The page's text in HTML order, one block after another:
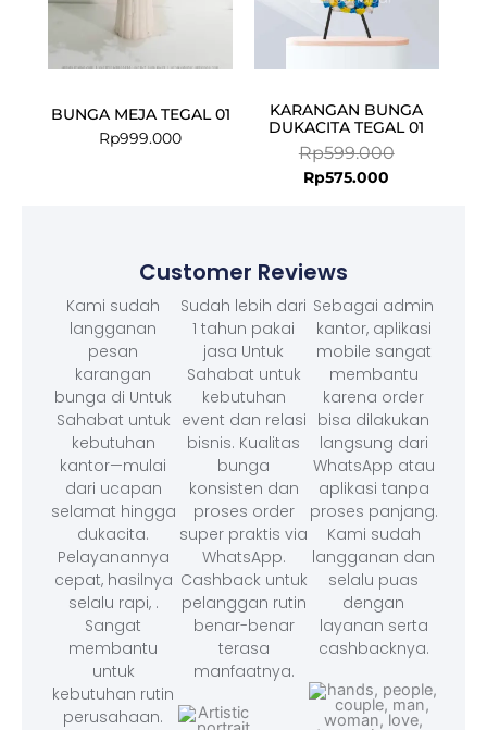
BUNGA MEJA TEGAL 01
Rp999.000
KARANGAN BUNGA
DUKACITA TEGAL 01
Rp599.000
Rp575.000
Customer Reviews
Kami sudah
langganan
pesan
karangan
bunga di Untuk
Sahabat untuk
kebutuhan
kantor—mulai
dari ucapan
selamat hingga
dukacita.
Pelayanannya
cepat, hasilnya
selalu rapi, .
Sangat
membantu
untuk
kebutuhan rutin
perusahaan.
Sudah lebih dari
1 tahun pakai
jasa Untuk
Sahabat untuk
kebutuhan
event dan relasi
bisnis. Kualitas
bunga
konsisten dan
proses order
super praktis via
WhatsApp.
Cashback untuk
pelanggan rutin
benar-benar
terasa
manfaatnya.
Sebagai admin
kantor, aplikasi
mobile sangat
membantu
karena order
bisa dilakukan
langsung dari
WhatsApp atau
aplikasi tanpa
proses panjang.
Kami sudah
langganan dan
selalu puas
dengan
layanan serta
cashbacknya.